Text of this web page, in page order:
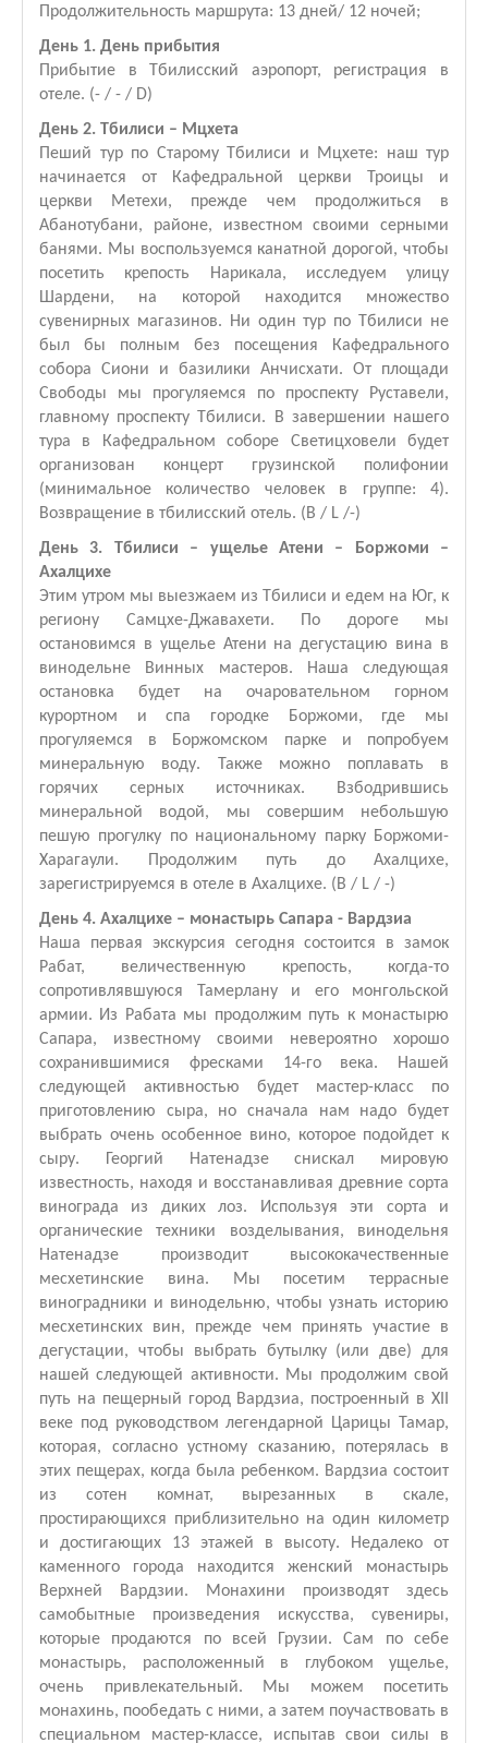
Продолжительность маршрута: 13 дней/ 12 ночей;
День 1. День прибытия
Прибытие в Тбилисский аэропорт, регистрация в
отеле. (- / - / D)
День 2. Тбилиси – Мцхета
Пеший тур по Старому Тбилиси и Мцхете: наш тур
начинается от Кафедральной церкви Троицы и
церкви Метехи, прежде чем продолжиться в
Абанотубани, районе, известном своими серными
банями. Мы воспользуемся канатной дорогой, чтобы
посетить крепость Нарикала, исследуем улицу
Шардени, на которой находится множество
сувенирных магазинов. Ни один тур по Тбилиси не
был бы полным без посещения Кафедрального
собора Сиони и базилики Анчисхати. От площади
Свободы мы прогуляемся по проспекту Руставели,
главному проспекту Тбилиси. В завершении нашего
тура в Кафедральном соборе Светицховели будет
организован концерт грузинской полифонии
(минимальное количество человек в группе: 4).
Возвращение в тбилисский отель. (B / L /-)
День 3. Тбилиси – ущелье Атени – Боржоми –
Ахалцихе
Этим утром мы выезжаем из Тбилиси и едем на Юг, к
региону Самцхе-Джавахети. По дороге мы
остановимся в ущелье Атени на дегустацию вина в
винодельне Винных мастеров. Наша следующая
остановка будет на очаровательном горном
курортном и спа городке Боржоми, где мы
прогуляемся в Боржомском парке и попробуем
минеральную воду. Также можно поплавать в
горячих серных источниках. Взбодрившись
минеральной водой, мы совершим небольшую
пешую прогулку по национальному парку Боржоми-
Харагаули. Продолжим путь до Ахалцихе,
зарегистрируемся в отеле в Ахалцихе. (B / L / -)
День 4. Ахалцихе – монастырь Сапара - Вардзиа
Наша первая экскурсия сегодня состоится в замок
Рабат, величественную крепость, когда-то
сопротивлявшуюся Тамерлану и его монгольской
армии. Из Рабата мы продолжим путь к монастырю
Сапара, известному своими невероятно хорошо
сохранившимися фресками 14-го века. Нашей
следующей активностью будет мастер-класс по
приготовлению сыра, но сначала нам надо будет
выбрать очень особенное вино, которое подойдет к
сыру. Георгий Натенадзе снискал мировую
известность, находя и восстанавливая древние сорта
винограда из диких лоз. Используя эти сорта и
органические техники возделывания, винодельня
Натенадзе производит высококачественные
месхетинские вина. Мы посетим террасные
виноградники и винодельню, чтобы узнать историю
месхетинских вин, прежде чем принять участие в
дегустации, чтобы выбрать бутылку (или две) для
нашей следующей активности. Мы продолжим свой
путь на пещерный город Вардзиа, построенный в XII
веке под руководством легендарной Царицы Тамар,
которая, согласно устному сказанию, потерялась в
этих пещерах, когда была ребенком. Вардзиа состоит
из сотен комнат, вырезанных в скале,
простирающихся приблизительно на один километр
и достигающих 13 этажей в высоту. Недалеко от
каменного города находится женский монастырь
Верхней Вардзии. Монахини производят здесь
самобытные произведения искусства, сувениры,
которые продаются по всей Грузии. Сам по себе
монастырь, расположенный в глубоком ущелье,
очень привлекательный. Мы можем посетить
монахинь, пообедать с ними, а затем поучаствовать в
специальном мастер-классе, испытав свои силы в